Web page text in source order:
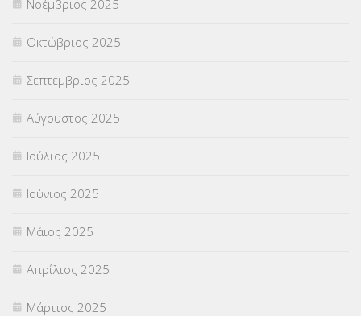
ΥΠΕΡΑΡΙΘΜΟΙ(1)
ΥΠΟΤΡΟΦΙΕΣ(28)
ΦΥΣΙΚΗ ΑΓΩΓΗ(692)
Χωρίς κατηγορία
Νοέμβριος 2025
Οκτώβριος 2025
Σεπτέμβριος 2025
Αύγουστος 2025
Ιούλιος 2025
Ιούνιος 2025
Μάιος 2025
Απρίλιος 2025
Μάρτιος 2025